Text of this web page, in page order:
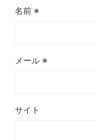
名前 ※
メール ※
サイト